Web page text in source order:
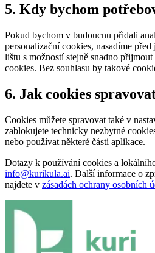
5. Kdy bychom
Pokud bychom v budoucnu přidali
personalizační cookies, nasadíme
lištu s možností stejně snadno
cookies. Bez souhlasu by takové
6. Jak cookies
Cookies můžete spravovat také v
zablokujete technicky nezbytné
nebo používat některé části aplikace.
Dotazy k používání cookies a
info@kurikula.ai. Další informace o
najdete v zásadách ochrany osobních